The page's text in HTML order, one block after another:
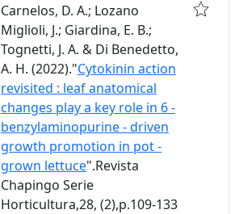
Carnelos, D. A.; Lozano
Miglioli, J.; Giardina, E. B.;
Tognetti, J. A. & Di Benedetto,
A. H. (2022)."Cytokinin action
revisited : leaf anatomical
changes play a key role in 6 -
benzylaminopurine - driven
growth promotion in pot -
grown lettuce".Revista
Chapingo Serie
Horticultura,28, (2),p.109-133